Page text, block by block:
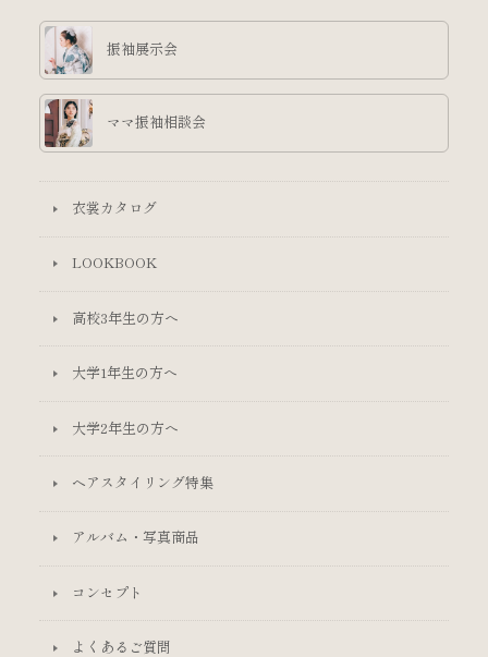
振袖展示会
ママ振袖相談会
衣裳カタログ
LOOKBOOK
高校3年生の方へ
大学1年生の方へ
大学2年生の方へ
ヘアスタイリング特集
アルバム・写真商品
コンセプト
よくあるご質問